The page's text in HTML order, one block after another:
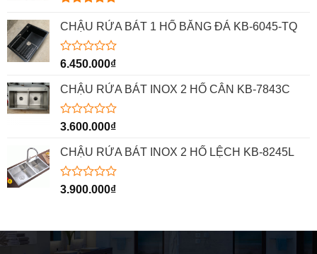
hạng 5.00
CHẬU RỬA BÁT 1 HỐ BẰNG ĐÁ KB-6045-TQ
Được
hạng
0
5
6.450.000₫
CHẬU RỬA BÁT INOX 2 HỐ CÂN KB-7843C
Được
hạng
0
5
3.600.000₫
CHẬU RỬA BÁT INOX 2 HỐ LỆCH KB-8245L
Được
5
sao
3.900.000₫